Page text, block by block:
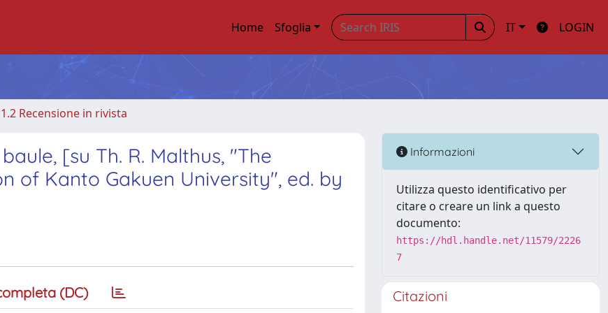
Home Sfoglia IT LOGIN
1.2 Recensione in rivista
[su Th. R. Malthus, "The
of Kanto Gakuen University", ed. by
(DC)
Informazioni
Utilizza questo identificativo per
citare o creare un link a questo
documento:
https://hdl.handle.net/11579/2226
7
Citazioni